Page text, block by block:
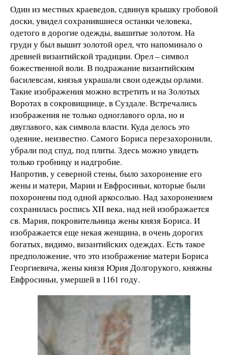
Один из местных краеведов, сдвинув крышку гробовой
доски, увидел сохранившиеся останки человека,
одетого в дорогие одежды, вышитые золотом. На
груди у был вышит золотой орел, что напоминало о
древней византийской традиции. Орел – символ
божественной воли. В подражание византийским
басилевсам, князья украшали свои одежды орлами.
Такие изображения можно встретить и на Золотых
Воротах в сокровищнице, в Суздале. Встречались
изображения не только одноглавого орла, но и
двуглавого, как символа власти. Куда делось это
одеяние, неизвестно. Самого Бориса перезахоронили,
убрали под спуд, под плиты. Здесь можно увидеть
только гробницу и надгробие.
Напротив, у северной стены, было захоронение его
жены и матери, Марии и Евфросиньи, которые были
похоронены под одной аркосолью. Над захоронением
сохранилась роспись XII века, над ней изображается
св. Мария, покровительница жены князя Бориса. И
изображается еще некая женщина, в очень дорогих
богатых, видимо, византийских одеждах. Есть такое
предположение, что это изображение матери Бориса
Георгиевича, жены князя Юрия Долгорукого, княжны
Евфросиньи, умершей в 1161 году.